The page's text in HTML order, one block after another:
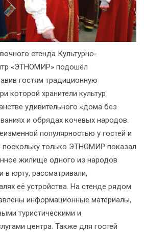
стенда Культурно-
«ЭТНОМИР» подошёл
гостям традиционную
которой хранители культур
удивительного «дома без
и обрядах кочевых народов.
популярностью у гостей и
поскольку только ЭТНОМИР показал
жилище одного из народов
в юрту, рассматривали,
её устройства. На стенде рядом
информационные материалы,
туристическими и
центра. Также для гостей